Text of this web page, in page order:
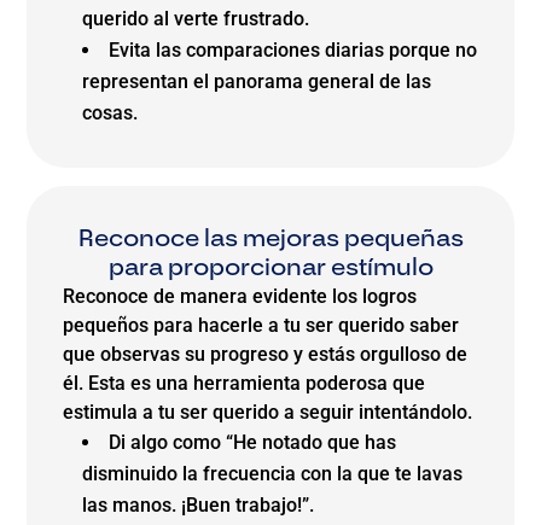
querido al verte frustrado.
Evita las comparaciones diarias porque no
representan el panorama general de las
cosas.
Reconoce las mejoras pequeñas
para proporcionar estímulo
Reconoce de manera evidente los logros
pequeños para hacerle a tu ser querido saber
que observas su progreso y estás orgulloso de
él. Esta es una herramienta poderosa que
estimula a tu ser querido a seguir intentándolo.
Di algo como “He notado que has
disminuido la frecuencia con la que te lavas
las manos. ¡Buen trabajo!”.